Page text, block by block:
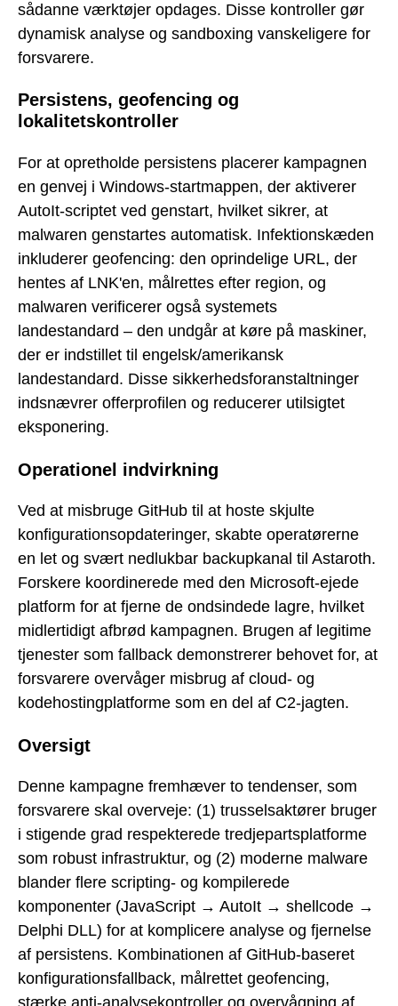
sådanne værktøjer opdages. Disse kontroller gør
dynamisk analyse og sandboxing vanskeligere for
forsvarere.
Persistens, geofencing og
lokalitetskontroller
For at opretholde persistens placerer kampagnen
en genvej i Windows-startmappen, der aktiverer
AutoIt-scriptet ved genstart, hvilket sikrer, at
malwaren genstartes automatisk. Infektionskæden
inkluderer geofencing: den oprindelige URL, der
hentes af LNK'en, målrettes efter region, og
malwaren verificerer også systemets
landestandard – den undgår at køre på maskiner,
der er indstillet til engelsk/amerikansk
landestandard. Disse sikkerhedsforanstaltninger
indsnævrer offerprofilen og reducerer utilsigtet
eksponering.
Operationel indvirkning
Ved at misbruge GitHub til at hoste skjulte
konfigurationsopdateringer, skabte operatørerne
en let og svært nedlukbar backupkanal til Astaroth.
Forskere koordinerede med den Microsoft-ejede
platform for at fjerne de ondsindede lagre, hvilket
midlertidigt afbrød kampagnen. Brugen af legitime
tjenester som fallback demonstrerer behovet for, at
forsvarere overvåger misbrug af cloud- og
kodehostingplatforme som en del af C2-jagten.
Oversigt
Denne kampagne fremhæver to tendenser, som
forsvarere skal overveje: (1) trusselsaktører bruger
i stigende grad respekterede tredjepartsplatforme
som robust infrastruktur, og (2) moderne malware
blander flere scripting- og kompilerede
komponenter (JavaScript → AutoIt → shellcode →
Delphi DLL) for at komplicere analyse og fjernelse
af persistens. Kombinationen af GitHub-baseret
konfigurationsfallback, målrettet geofencing,